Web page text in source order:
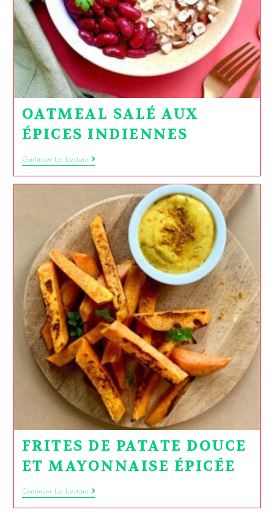
OATMEAL SALÉ AUX
ÉPICES INDIENNES
Continuer La Lecture
FRITES DE PATATE DOUCE
ET MAYONNAISE ÉPICÉE
Continuer La Lecture